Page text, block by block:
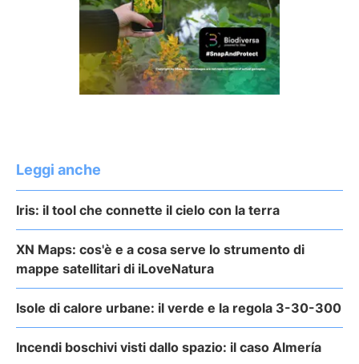
Leggi anche
Iris: il tool che connette il cielo con la terra
XN Maps: cos'è e a cosa serve lo strumento di
mappe satellitari di iLoveNatura
Isole di calore urbane: il verde e la regola 3-30-300
Incendi boschivi visti dallo spazio: il caso Almería